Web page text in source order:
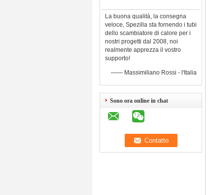
La buona qualità, la consegna
veloce, Spezilla sta fornendo i tubi
dello scambiatore di calore per i
nostri progetti dal 2008, noi
realmente apprezza il vostro
supporto!
—— Massimiliano Rossi - l'Italia
Sono ora online in chat